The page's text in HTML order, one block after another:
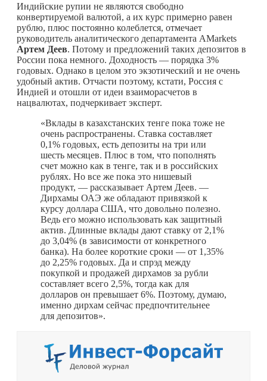
Индийские рупии не являются свободно
конвертируемой валютой, а их курс примерно равен
рублю, плюс постоянно колеблется, отмечает
руководитель аналитического департамента AMarkets
Артем Деев. Потому и предложений таких депозитов в
России пока немного. Доходность — порядка 3%
годовых. Однако в целом это экзотический и не очень
удобный актив. Отчасти поэтому, кстати, Россия с
Индией и отошли от идеи взаиморасчетов в
нацвалютах, подчеркивает эксперт.
«Вклады в казахстанских тенге пока тоже не
очень распространены. Ставка составляет
0,1% годовых, есть депозиты на три или
шесть месяцев. Плюс в том, что пополнять
счет можно как в тенге, так и в российских
рублях. Но все же пока это нишевый
продукт, — рассказывает Артем Деев. —
Дирхамы ОАЭ же обладают привязкой к
курсу доллара США, что довольно полезно.
Ведь его можно использовать как защитный
актив. Длинные вклады дают ставку от 2,1%
до 3,04% (в зависимости от конкретного
банка). На более короткие сроки — от 1,35%
до 2,25% годовых. Да и спрэд между
покупкой и продажей дирхамов за рубли
составляет всего 2,5%, тогда как для
долларов он превышает 6%. Поэтому, думаю,
именно дирхам сейчас предпочтительнее
для депозитов».